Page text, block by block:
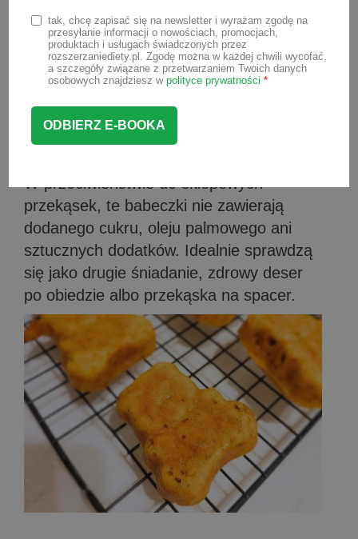
dojrzałym bananom i wyglądają uroczo –
zupełnie jak popularne misie-lubisie, tylko
w domowej, znacznie zdrowszej wersji.
Domowe misie lubisie –
dlaczego warto je upiec?
W przeciwieństwie do sklepowych
przekąsek, te babeczki nie zawierają
dodanego cukru, oleju palmowego ani
sztucznych dodatków. Idealnie sprawdzą
się jako drugie śniadanie, zdrowy deser
po obiedzie albo przekąska na spacer.
tak, chcę zapisać się na newsletter i wyrażam zgodę na
przesyłanie informacji o nowościach, promocjach,
produktach i usługach świadczonych przez
rozszerzaniediety.pl. Zgodę można w każdej chwili wycofać,
a szczegóły związane z przetwarzaniem Twoich danych
osobowych znajdziesz w polityce prywatności *